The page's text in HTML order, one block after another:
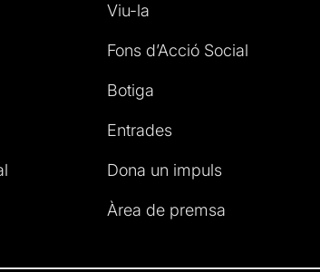
Viu-la
Fons d’Acció Social
Botiga
Entrades
Dona un impuls
Àrea de premsa